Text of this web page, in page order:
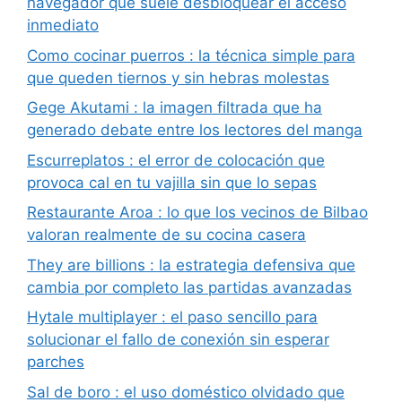
inmediato
Como cocinar puerros : la técnica simple para
que queden tiernos y sin hebras molestas
Gege Akutami : la imagen filtrada que ha
generado debate entre los lectores del manga
Escurreplatos : el error de colocación que
provoca cal en tu vajilla sin que lo sepas
Restaurante Aroa : lo que los vecinos de Bilbao
valoran realmente de su cocina casera
They are billions : la estrategia defensiva que
cambia por completo las partidas avanzadas
Hytale multiplayer : el paso sencillo para
solucionar el fallo de conexión sin esperar
parches
Sal de boro : el uso doméstico olvidado que